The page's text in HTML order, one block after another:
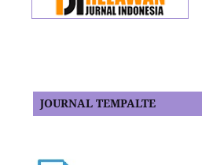
JOURNAL TEMPALTE